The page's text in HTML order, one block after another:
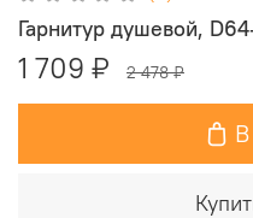
Гарнитур душевой,
1 709 ₽ 2 478 ₽